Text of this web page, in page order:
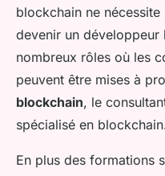
blockchain ne
devenir un
nombreux rôles où les
peuvent être mises à
blockchain, le
spécialisé en
En plus des formations